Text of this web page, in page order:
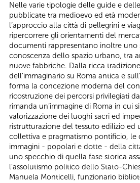
Nelle varie tipologie delle guide e
pubblicate tra medioevo ed età
l’approccio alla città di pellegrini e
ripercorrere gli orientamenti del
documenti rappresentano inoltre uno
conoscenza dello spazio urbano, tra
nuove fabbriche. Dalla ricca
dell’immaginario su Roma antica e
forma la concezione moderna del
ricostruzione dei percorsi privilegiati
rimanda un’immagine di Roma in cui
valorizzazione dei luoghi sacri ed
ristrutturazione del tessuto edilizio ed
collettiva e pragmatismo pontificio, le
immagini - popolari e dotte - della
uno specchio di quella fase storica
l’assolutismo politico dello Stato-
Manuela Monticelli, funzionario